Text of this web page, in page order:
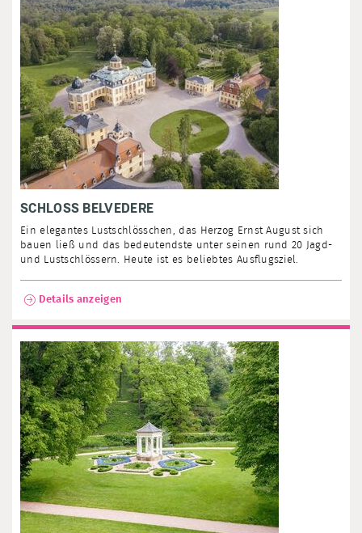
SCHLOSS BELVEDERE
Ein elegantes Lustschlösschen, das Herzog Ernst August sich
bauen ließ und das bedeutendste unter seinen rund 20 Jagd-
und Lustschlössern. Heute ist es beliebtes Ausflugsziel.
Details anzeigen